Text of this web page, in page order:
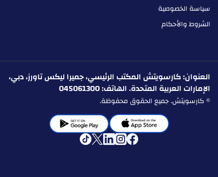
سياسة الخصوصية
الشروط والأحكام
العنوان: كارسويتش المكتب الرئيسي، جميرا ليكس تاورز، دبي،
الإمارات العربية المتحدة. الهاتف: 045061300
© كارسويتش. جميع الحقوق محفوظة.